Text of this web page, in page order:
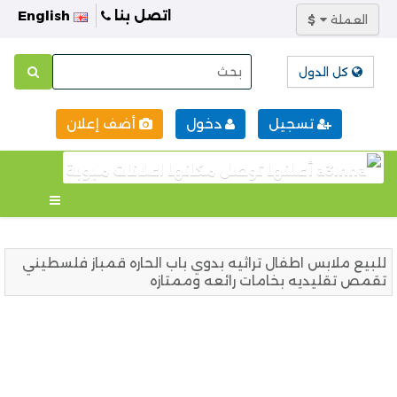
$ العملة اتصل بنا
كل الدول
تسجيل دخول أضف إعلان
للبيع ملابس اطفال تراثيه بدوي باب الحاره قمباز فلسطيني
تقمص تقليديه بخامات رائعه وممتازه